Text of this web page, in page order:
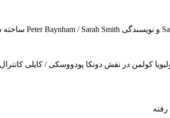
کولمن در نقش دونکا پودووسکی / کایلی